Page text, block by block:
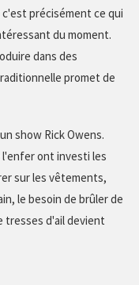
précisément ce qui
du moment.
dans des
promet de
show Rick Owens.
l'enfer ont investi les
sur les vêtements,
le besoin de brûler de
tresses d'ail devient